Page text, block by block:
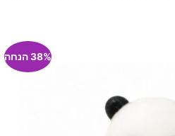
38% הנחה